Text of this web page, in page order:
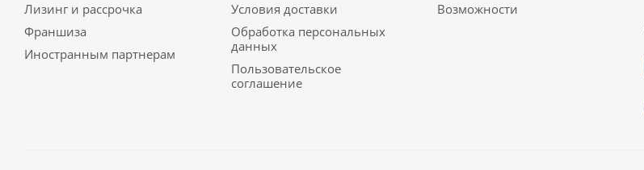
Лизинг и рассрочка
Франшиза
Иностранным партнерам
Условия доставки
Обработка персональных
данных
Пользовательское
соглашение
Возможности